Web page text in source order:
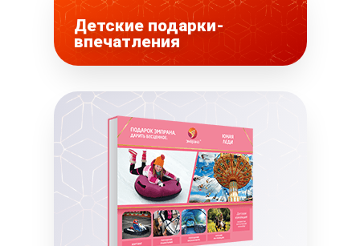
Детские подарки-
впечатления